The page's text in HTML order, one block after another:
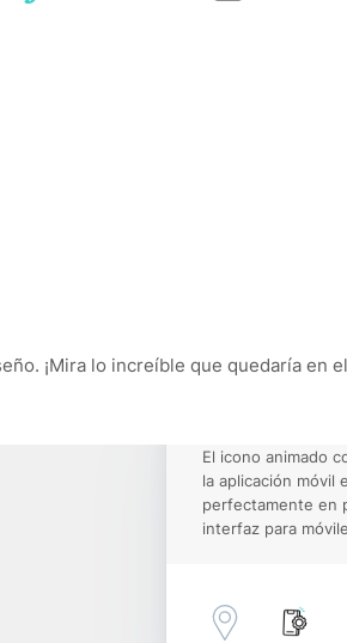
¡Mira lo increíble que quedaría en
El icono animado
la aplicación móvil
perfectamente en
interfaz para